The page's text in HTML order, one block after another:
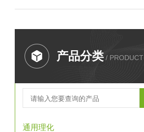
产品分类 / PRODUCT
通用理化